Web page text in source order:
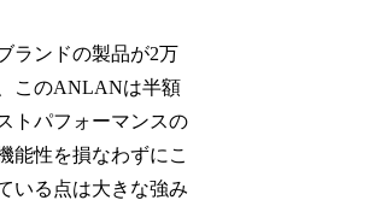
ランドの製品が2万
このANLANは半額
トパフォーマンスの
能性を損なわずにこ
いる点は大きな強み